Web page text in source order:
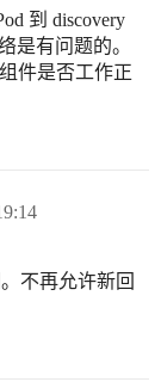
到 discovery
是有问题的。
件是否工作正
不再允许新回